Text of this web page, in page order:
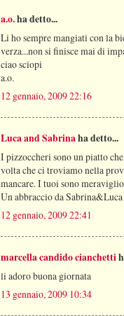
a.o.ha detto...
Li ho sempre mangiati con la
verza...non si finisce mai di
ciao sciopi
a.o.
12 gennaio, 2009 22:16
Luca and Sabrinaha detto...
I pizzoccheri sono un piatto
volta che ci troviamo nella
mancare. I tuoi sono
Un abbraccio da Sabrina&Luca
12 gennaio, 2009 22:41
marcella candido cianchetti
li adoro buona giornata
13 gennaio, 2009 10:34